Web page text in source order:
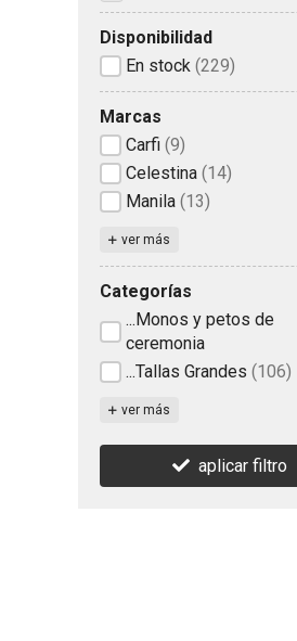
Disponibilidad
En stock (229)
Marcas
Carfi (9)
Celestina (14)
Manila (13)
ver más
Categorías
...Monos y petos de
ceremonia
...Tallas Grandes (106)
ver más
aplicar filtro